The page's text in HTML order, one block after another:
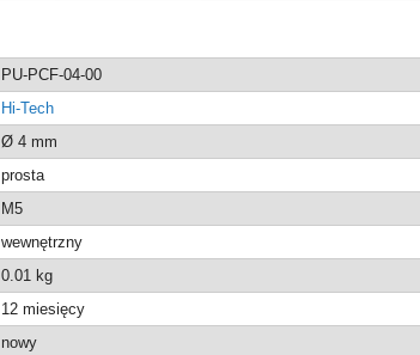
PU-PCF-04-00
Hi-Tech
Ø 4 mm
prosta
M5
wewnętrzny
0.01 kg
12 miesięcy
nowy